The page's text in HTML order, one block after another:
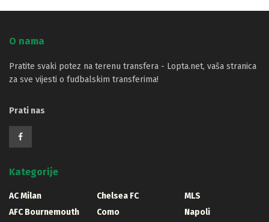
O nama
Pratite svaki potez na terenu transfera - Lopta.net, vaša stranica
za sve vijesti o fudbalskim transferima!
Prati nas
Kategorije
AC Milan
AFC Bournemouth
Chelsea FC
Como
MLS
Napoli